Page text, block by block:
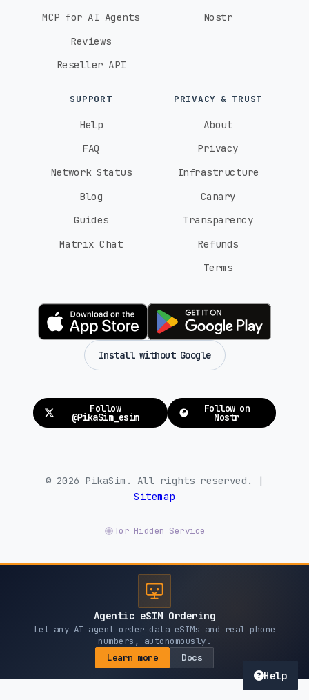
Help
MCP for AI Agents
Reviews
Reseller API
Nostr
SUPPORT
Help
FAQ
Network Status
Blog
Guides
Matrix Chat
PRIVACY & TRUST
About
Privacy
Infrastructure
Canary
Transparency
Refunds
Terms
Install without Google
Follow
@PikaSim_esim
Follow on
Nostr
© 2026 PikaSim. All rights reserved. |
Sitemap
Tor Hidden Service
Agentic eSIM Ordering
Let any AI agent order data eSIMs and real phone
numbers, autonomously.
Learn more
Docs